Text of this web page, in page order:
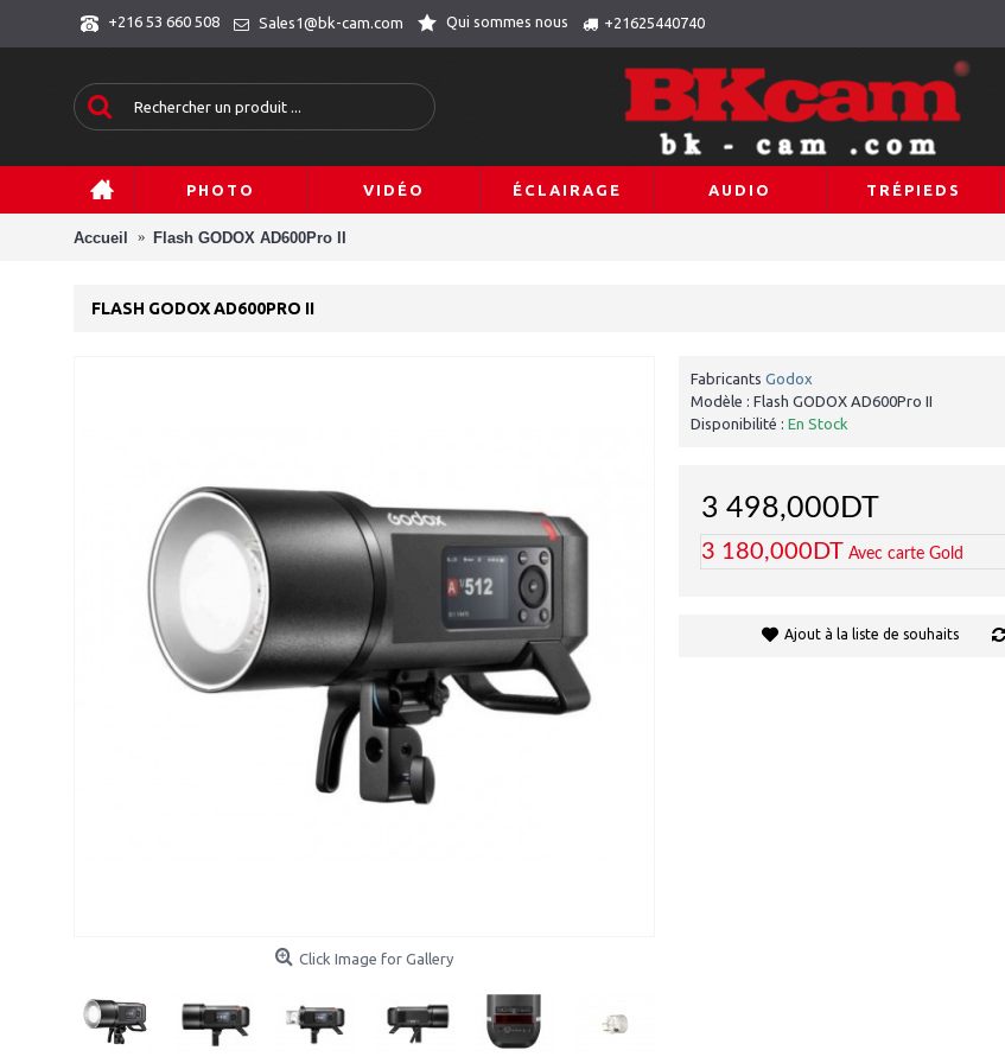
+216 53 660 508 Sales1@bk-cam.com Qui sommes nous +21625440740
PHOTO VIDÉO ÉCLAIRAGE AUDIO TRÉPIEDS
Accueil Flash GODOX AD600Pro II
FLASH GODOX AD600PRO II
Click Image for Gallery
Fabricants Godox
Modèle : Flash GODOX AD600Pro II
Disponibilité : En Stock
3 498,000DT
3 180,000DT Avec carte Gold
Ajout à la liste de souhaits